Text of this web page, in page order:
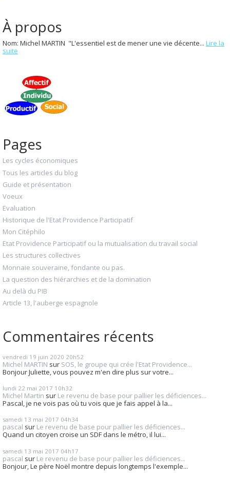
À propos
Nom: Michel MARTIN "L'essentiel est de mener une vie décente... Lire la
suite
Pages
Les cycles économiques
Tous les articles du blog
Guide et présentation
Voeux
Evaluation
Historique de l'Etat Providence Participatif
Mon Citéphilo
Etat Providence Participatif ou la mutualisation du travail social
Les structures collectives
Monnaie souveraine, fondante ou pas.
La question des hiérarchies et de la domination
Au delà du PIB
Article 13, l'auberge espagnole
Commentaires récents
vendredi 19 juin 2020 20h52
Michel MARTIN sur SOS, le groupe qui crée l'Etat Providence...
Bonjour Juliette, vous pouvez m'en dire plus sur votre...
lundi 22 mai 2017 10h32
Michel Martin sur Le revenu de base pour pallier les déficiences...
Pascal, je ne vois pas où tu vois que je fais appel à la...
samedi 13 mai 2017 04h34
pascal sur Le revenu de base pour pallier les déficiences...
Quand un citoyen croise un SDF dans le métro, il lui...
samedi 13 mai 2017 04h17
pascal sur Le revenu de base pour pallier les déficiences...
Bonjour, Le père Noël montre depuis longtemps l'exemple...